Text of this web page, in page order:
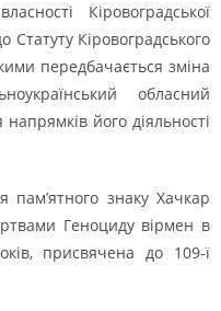
Кіровоградської
Статуту Кіровоградського
передбачається зміна
обласний
його діяльності
пам’ятного знаку Хачкар
Геноциду вірмен в
присвячена до 109-ї